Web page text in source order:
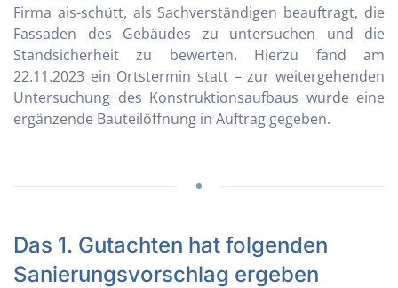
Firma ais-schütt, als Sachverständigen beauftragt, die
Fassaden des Gebäudes zu untersuchen und die
Standsicherheit zu bewerten. Hierzu fand am
22.11.2023 ein Ortstermin statt – zur weitergehenden
Untersuchung des Konstruktionsaufbaus wurde eine
ergänzende Bauteilöffnung in Auftrag gegeben.
Das 1. Gutachten hat folgenden
Sanierungsvorschlag ergeben